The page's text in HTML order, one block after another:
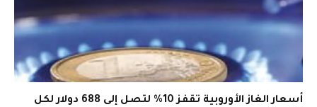
أسعار الغاز الأوروبية تقفز 10% لتصل إلى 688 دولار لكل